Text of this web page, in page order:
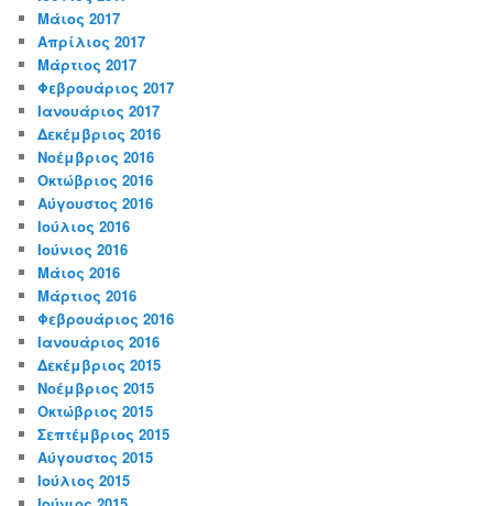
Μάιος 2017
Απρίλιος 2017
Μάρτιος 2017
Φεβρουάριος 2017
Ιανουάριος 2017
Δεκέμβριος 2016
Νοέμβριος 2016
Οκτώβριος 2016
Αύγουστος 2016
Ιούλιος 2016
Ιούνιος 2016
Μάιος 2016
Μάρτιος 2016
Φεβρουάριος 2016
Ιανουάριος 2016
Δεκέμβριος 2015
Νοέμβριος 2015
Οκτώβριος 2015
Σεπτέμβριος 2015
Αύγουστος 2015
Ιούλιος 2015